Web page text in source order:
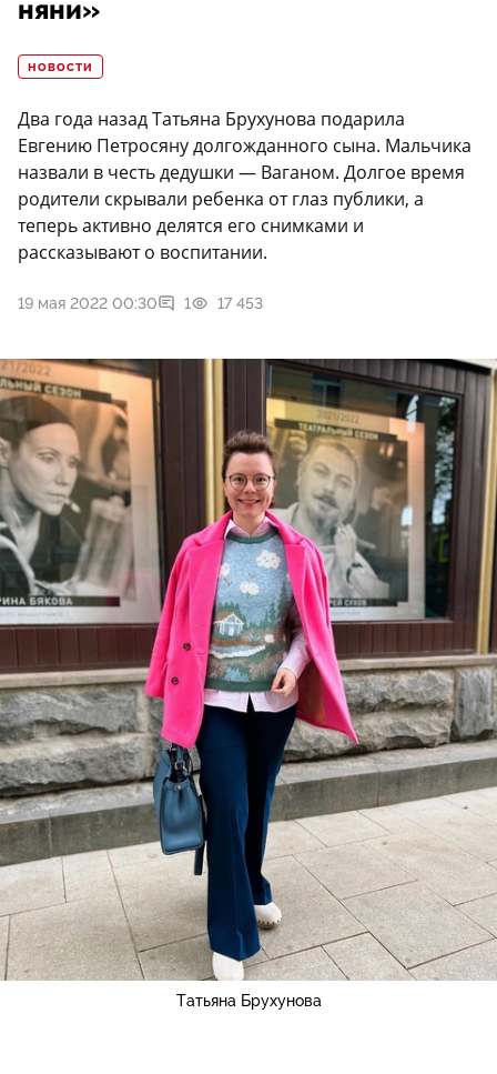
няни»
НОВОСТИ
Два года назад Татьяна Брухунова подарила
Евгению Петросяну долгожданного сына. Мальчика
назвали в честь дедушки — Ваганом. Долгое время
родители скрывали ребенка от глаз публики, а
теперь активно делятся его снимками и
рассказывают о воспитании.
19 мая 2022 00:30 1 17 453
Татьяна Брухунова